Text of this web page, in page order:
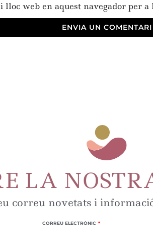
web en aquest navegador per
LA
correu novetats i
CORREU ELECTRÒNIC